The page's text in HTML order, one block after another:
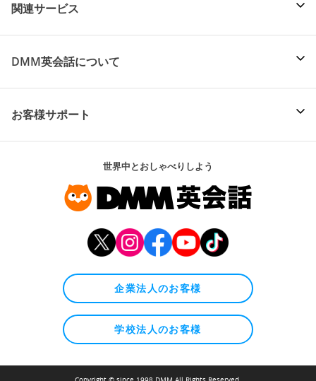
関連サービス
DMM英会話について
お客様サポート
世界中とおしゃべりしよう
企業法人のお客様
学校法人のお客様